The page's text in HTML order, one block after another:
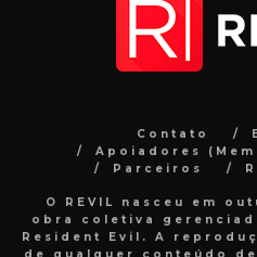
Contato
Apoiadores
Parceiros
O REVIL nasceu em
obra coletiva
Resident Evil. A
de qualquer conteúdo